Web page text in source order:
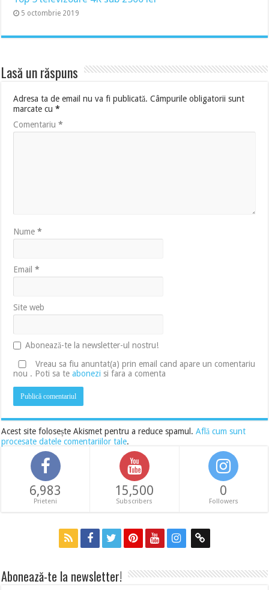
5 octombrie 2019
Lasă un răspuns
Adresa ta de email nu va fi publicată. Câmpurile obligatorii sunt
marcate cu*
Comentariu*
Nume*
Email*
Site web
Abonează-te la newsletter-ul nostru!
Vreau sa fiu anuntat(a) prin email cand apare un comentariu
nou . Poti sa teabonezi si fara a comenta
Acest site folosește Akismet pentru a reduce spamul.Află cum sunt
procesate datele comentariilor tale.
6,983
Prieteni
15,500
Subscribers
0
Followers
Abonează-te la newsletter!